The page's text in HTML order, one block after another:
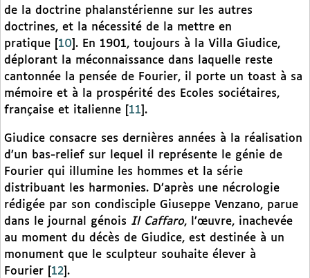
de la doctrine phalanstérienne sur les autres
doctrines, et la nécessité de la mettre en
pratique
10 . En 1901, toujours à la Villa Giudice,
déplorant la méconnaissance dans laquelle reste
cantonnée la pensée de Fourier, il porte un toast à sa
mémoire et à la prospérité des Ecoles sociétaires,
française et italienne
11 .
Giudice consacre ses dernières années à la réalisation
d’un bas-relief sur lequel il représente le génie de
Fourier qui illumine les hommes et la série
distribuant les harmonies. D’après une nécrologie
rédigée par son condisciple Giuseppe Venzano, parue
dans le journal génois Il Caffaro, l’œuvre, inachevée
au moment du décès de Giudice, est destinée à un
monument que le sculpteur souhaite élever à
Fourier
12 .